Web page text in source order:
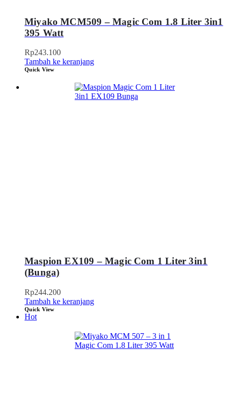
Miyako MCM509 – Magic Com 1.8 Liter 3in1
395 Watt
Rp243.100
Tambah ke keranjang
Quick View
Maspion EX109 – Magic Com 1 Liter 3in1
(Bunga)
Rp244.200
Tambah ke keranjang
Quick View
Hot